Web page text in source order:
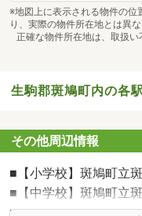
ご相談ください！
た…」そんな事態を防
審査は簡単、最短1日
交渉で、審査通過の可
まずはお気軽にお問い
※地図上に表示される物件の位
り、実際の物件所在地とは異
正確な物件所在地は、取扱い
生駒郡斑鳩町内の各
その他周辺情報
■【小学校】斑鳩町立
■【中学校】斑鳩町立
■【幼稚園・保育園】